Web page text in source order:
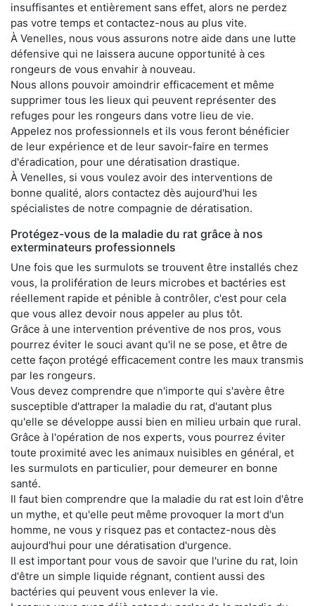
insuffisantes et entièrement sans effet, alors ne perdez
pas votre temps et contactez-nous au plus vite.
À Venelles, nous vous assurons notre aide dans une lutte
défensive qui ne laissera aucune opportunité à ces
rongeurs de vous envahir à nouveau.
Nous allons pouvoir amoindrir efficacement et même
supprimer tous les lieux qui peuvent représenter des
refuges pour les rongeurs dans votre lieu de vie.
Appelez nos professionnels et ils vous feront bénéficier
de leur expérience et de leur savoir-faire en termes
d'éradication, pour une dératisation drastique.
À Venelles, si vous voulez avoir des interventions de
bonne qualité, alors contactez dès aujourd'hui les
spécialistes de notre compagnie de dératisation.
Protégez-vous de la maladie du rat grâce à nos
exterminateurs professionnels
Une fois que les surmulots se trouvent être installés chez
vous, la prolifération de leurs microbes et bactéries est
réellement rapide et pénible à contrôler, c'est pour cela
que vous allez devoir nous appeler au plus tôt.
Grâce à une intervention préventive de nos pros, vous
pourrez éviter le souci avant qu'il ne se pose, et être de
cette façon protégé efficacement contre les maux transmis
par les rongeurs.
Vous devez comprendre que n'importe qui s'avère être
susceptible d'attraper la maladie du rat, d'autant plus
qu'elle se développe aussi bien en milieu urbain que rural.
Grâce à l'opération de nos experts, vous pourrez éviter
toute proximité avec les animaux nuisibles en général, et
les surmulots en particulier, pour demeurer en bonne
santé.
Il faut bien comprendre que la maladie du rat est loin d'être
un mythe, et qu'elle peut même provoquer la mort d'un
homme, ne vous y risquez pas et contactez-nous dès
aujourd'hui pour une dératisation d'urgence.
Il est important pour vous de savoir que l'urine du rat, loin
d'être un simple liquide régnant, contient aussi des
bactéries qui peuvent vous enlever la vie.